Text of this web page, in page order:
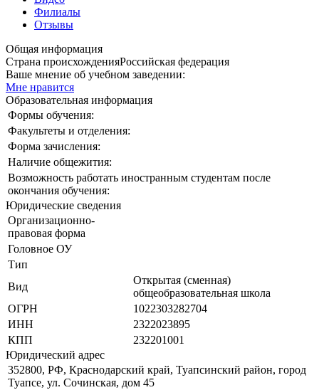
Филиалы
Отзывы
Общая информация
Страна происхожденияРоссийская федерация
Ваше мнение об учебном заведении:
Мне нравится
Образовательная информация
Формы обучения:
Факультеты и отделения:
Форма зачисления:
Наличие общежития:
Возможность работать иностранным студентам после
окончания обучения:
Юридические сведения
Организационно-
правовая форма
Головное ОУ
Тип
Вид
Открытая (сменная)
общеобразовательная школа
ОГРН
1022303282704
ИНН
2322023895
КПП
232201001
Юридический адрес
352800, РФ, Краснодарский край, Туапсинский район, город
Туапсе, ул. Сочинская, дом 45